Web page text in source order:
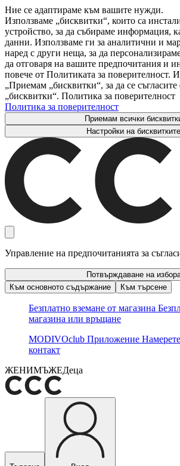
Ние се адаптираме към вашите нужди.
Използваме „бисквитки“, които са
устройство, за да събираме информация,
данни. Използваме ги за аналитични и
наред с други неща, за да
да отговаря на вашите предпочитания и
повече от Политиката за поверителност.
„Приемам „бисквитки“, за да се съгласите
„бисквитки“. Политика за поверителност
Политика за поверителност
Приемам всички
Настройки на бисквитките
Управление на предпочитанията за
Потвърждаване на
Към основното съдържание
Към търсене
Безплатно вземане от магазина
магазина или връщане
MODIVOclub Приложение
контакт
ЖЕНИМЪЖЕДеца